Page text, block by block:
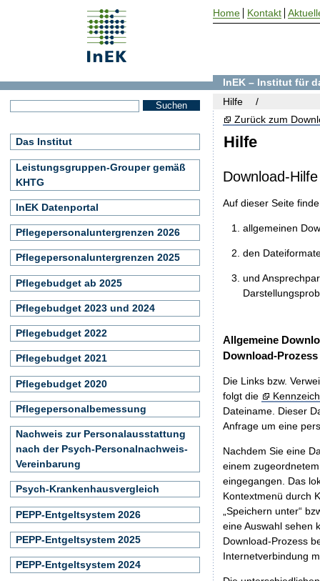
Hilfe
Zurück zum
Download-Hilfe
Auf dieser Seite
allgemeinen
den
und
Allgemeine
Download-Prozess
Die Links bzw.
folgt die
Dateiname. Dieser
Anfrage um eine
Nachdem Sie eine
einem
eingegangen. Das
Kontextmenü durch
„Speichern unter“
eine Auswahl sehen
Download-Prozess
Internetverbindung
InEK – Institut für
Hilfe
Das Institut
Leistungsgruppen-Grouper gemäß
KHTG
InEK Datenportal
Pflegepersonaluntergrenzen 2026
Pflegepersonaluntergrenzen 2025
Pflegebudget ab 2025
Pflegebudget 2023 und 2024
Pflegebudget 2022
Pflegebudget 2021
Pflegebudget 2020
Pflegepersonalbemessung
Nachweis zur Personalausstattung
nach der Psych-Personalnachweis-
Vereinbarung
Psych-Krankenhausvergleich
PEPP-Entgeltsystem 2026
PEPP-Entgeltsystem 2025
PEPP-Entgeltsystem 2024
Home Kontakt